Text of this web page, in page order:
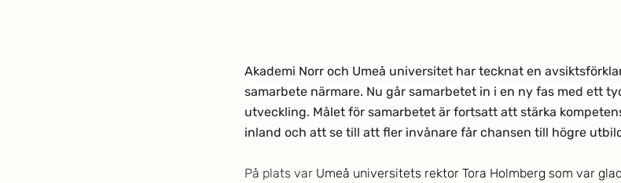
Akademi Norr och Umeå universitet har tecknat en
samarbete närmare. Nu går samarbetet in i en ny fas med ett
utveckling. Målet för samarbetet är fortsatt att stärka
inland och att se till att fler invånare får chansen till högre
På plats var Umeå universitets rektor Tora Holmberg som var